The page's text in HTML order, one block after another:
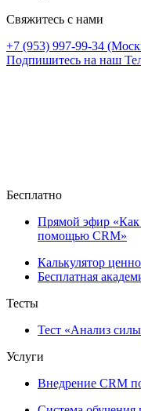
Свяжитесь с нами
+7 (953) 997-99-34
Подпишитесь на наш
Бесплатно
Прямой эфир «Как
помощью CRM»
Калькулятор
Бесплатная
Тесты
Тест «Анализ
Услуги
Внедрение CRM